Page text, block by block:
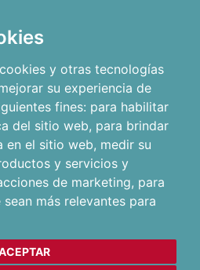
y otras tecnologías
su experiencia de
fines: para habilitar
del sitio web, para brindar
en el sitio web, medir su
y servicios y
de marketing, para
más relevantes para